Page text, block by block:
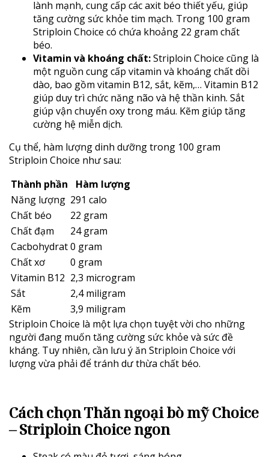
lành mạnh, cung cấp các axit béo thiết yếu, giúp
tăng cường sức khỏe tim mạch. Trong 100 gram
Striploin Choice có chứa khoảng 22 gram chất
béo.
Vitamin và khoáng chất:Striploin Choice cũng là
một nguồn cung cấp vitamin và khoáng chất dồi
dào, bao gồm vitamin B12, sắt, kẽm,… Vitamin B12
giúp duy trì chức năng não và hệ thần kinh. Sắt
giúp vận chuyển oxy trong máu. Kẽm giúp tăng
cường hệ miễn dịch.
Cụ thể, hàm lượng dinh dưỡng trong 100 gram
Striploin Choice như sau:
Thành phần
Hàm lượng
Năng lượng 291 calo
Chất béo
22 gram
Chất đạm
24 gram
Cacbohydrat0 gram
Chất xơ
0 gram
Vitamin B12 2,3 microgram
Sắt
2,4 miligram
Kẽm
3,9 miligram
Striploin Choice là một lựa chọn tuyệt vời cho những
người đang muốn tăng cường sức khỏe và sức đề
kháng. Tuy nhiên, cần lưu ý ăn Striploin Choice với
lượng vừa phải để tránh dư thừa chất béo.
Cách chọnThăn ngoại bò mỹ Choice
– Striploin Choicengon